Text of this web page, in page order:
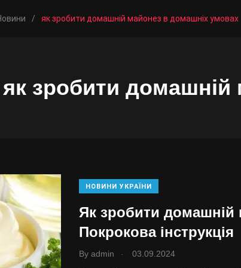
/ як зробити домашній майонез в домашніх умовах
як зробити
НОВИНИ УКРАЇНИ
Як зробити домашній
Покрокова інструкція
By admin 03.09.2024